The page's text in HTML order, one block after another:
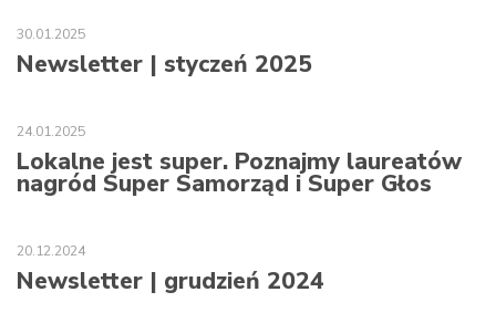
30.01.2025
Newsletter | styczeń 2025
24.01.2025
Lokalne jest super. Poznajmy laureatów
nagród Super Samorząd i Super Głos
20.12.2024
Newsletter | grudzień 2024